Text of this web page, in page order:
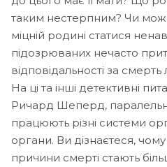
таким нестерпним? Чи
міцній родині статися
підозрюваних нечасто
відповідальності за
На ці та інші детективні
Ричард Шеперд,
працюють різні системи
органи. Ви дізнаєтеся,
причини смерті стають